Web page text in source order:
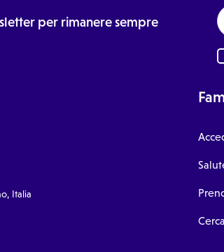
per rimanere sempre
Italia
Cerca